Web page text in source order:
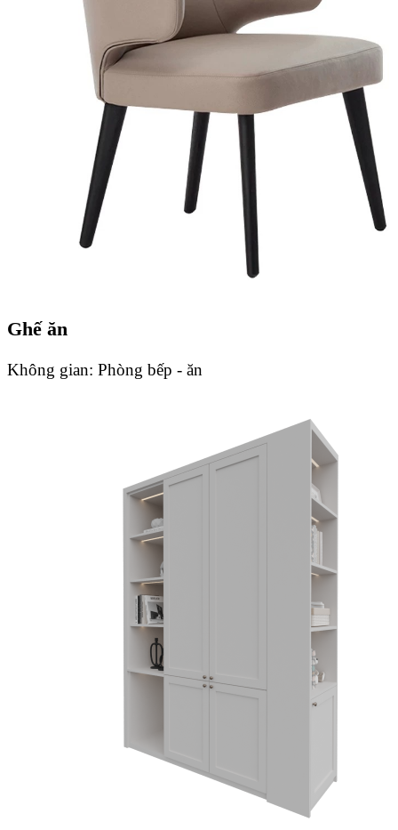
Ghế ăn
Không gian: Phòng bếp - ăn